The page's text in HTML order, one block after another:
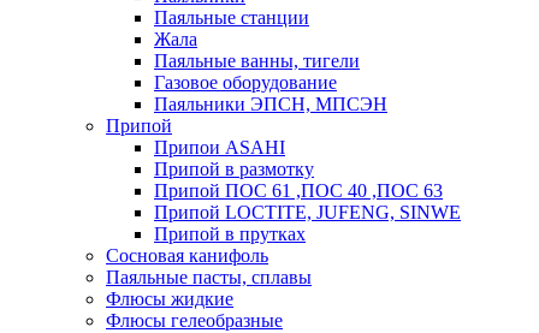
Паяльные станции
Жала
Паяльные ванны, тигели
Газовое оборудование
Паяльники ЭПСН, МПСЭН
Припой
Припои ASAHI
Припой в размотку
Припой ПОС 61 ,ПОС 40 ,ПОС 63
Припой LOCTITE, JUFENG, SINWE
Припой в прутках
Сосновая канифоль
Паяльные пасты, сплавы
Флюсы жидкие
Флюсы гелеобразные